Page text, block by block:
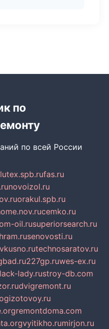
по
по всей России
fas.ru
novoizol.ru
orakul.spb.ru
cemko.ru
oil.rusuperiorsearch.ru
senovosti.ru
technosaratov.ru
227gp.ruwes-ex.ru
lady.rustroy-db.com
dvigremont.ru
remontdoma.com
vyitikho.rumirjon.ru